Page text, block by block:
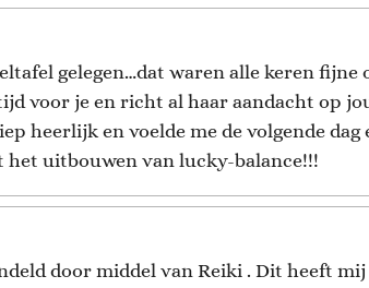
gelegen…dat waren alle keren
voor je en richt al haar aandacht op
heerlijk en voelde me de volgende
het uitbouwen van lucky-balance!!!
door middel van Reiki . Dit heeft